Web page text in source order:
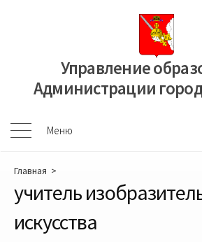
Управление
Администрации
Меню
Меню
Главная >
учитель
искусства